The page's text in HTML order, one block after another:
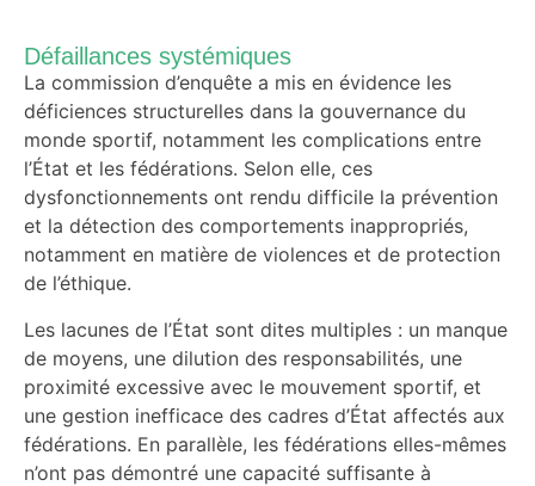
Défaillances systémiques
La commission d’enquête a mis en évidence les
déficiences structurelles dans la gouvernance du
monde sportif, notamment les complications entre
l’État et les fédérations. Selon elle, ces
dysfonctionnements ont rendu difficile la prévention
et la détection des comportements inappropriés,
notamment en matière de violences et de protection
de l’éthique.
Les lacunes de l’État sont dites multiples : un manque
de moyens, une dilution des responsabilités, une
proximité excessive avec le mouvement sportif, et
une gestion inefficace des cadres d’État affectés aux
fédérations. En parallèle, les fédérations elles-mêmes
n’ont pas démontré une capacité suffisante à